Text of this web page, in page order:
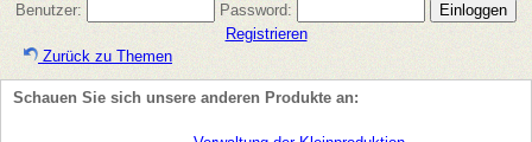
Benutzer:
Password:
Registrieren
Zurück zu Themen
Schauen Sie sich unsere anderen Produkte an: